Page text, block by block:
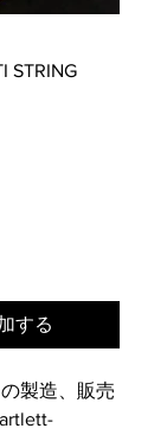
STRING
する
製造、販売